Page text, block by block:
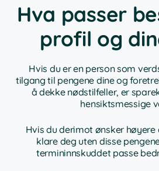
Hva passer
profil og
Hvis du er en person som
tilgang til pengene dine og
å dekke nødstilfeller, er
hensiktsmessige
Hvis du derimot ønsker
klare deg uten disse
termininnskuddet passe